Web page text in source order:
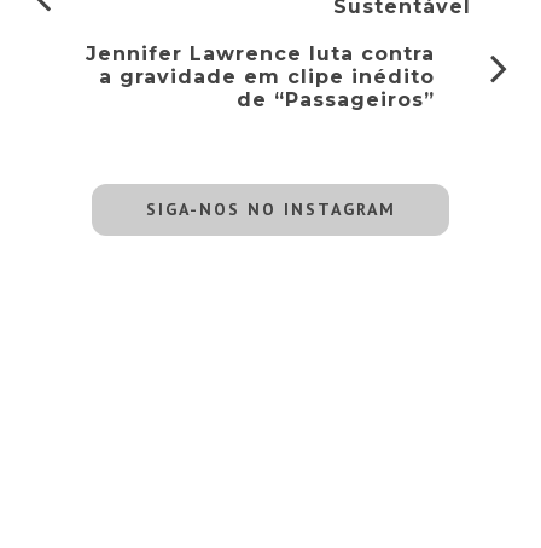
Sustentável
Jennifer Lawrence luta contra
a gravidade em clipe inédito
de “Passageiros”
SIGA-NOS NO INSTAGRAM